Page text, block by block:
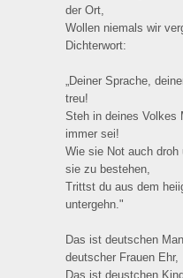
der Ort,
Wollen niemals wir
Dichterwort:
„Deiner Sprache,
treu!
Steh in deines Volkes
immer sei!
Wie sie Not auch droh
sie zu bestehen,
Trittst du aus dem
untergehn."
Das ist deutschen
deutscher Frauen Ehr,
Das ist deustchen